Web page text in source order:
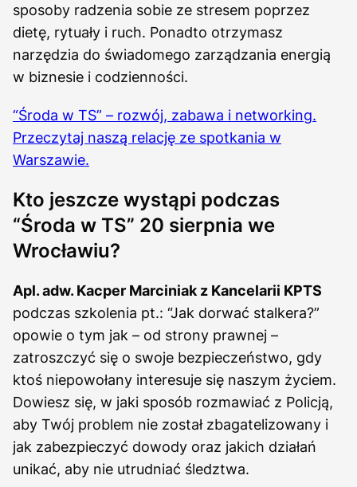
sposoby radzenia sobie ze stresem poprzez
dietę, rytuały i ruch. Ponadto otrzymasz
narzędzia do świadomego zarządzania energią
w biznesie i codzienności.
“Środa w TS” – rozwój, zabawa i networking.
Przeczytaj naszą relację ze spotkania w
Warszawie.
Kto jeszcze wystąpi podczas
“Środa w TS” 20 sierpnia we
Wrocławiu?
Apl. adw. Kacper Marciniak z Kancelarii KPTS
podczas szkolenia pt.: “Jak dorwać stalkera?”
opowie o tym jak – od strony prawnej –
zatroszczyć się o swoje bezpieczeństwo, gdy
ktoś niepowołany interesuje się naszym życiem.
Dowiesz się, w jaki sposób rozmawiać z Policją,
aby Twój problem nie został zbagatelizowany i
jak zabezpieczyć dowody oraz jakich działań
unikać, aby nie utrudniać śledztwa.